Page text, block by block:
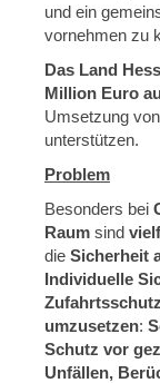
und ein
vornehmen zu
Das Land
Million Euro
Umsetzung
unterstützen.
Problem
Besonders bei
Raum sind
die Sicherheit
Individuelle
umzusetzen:
Schutz vor
Unfällen,